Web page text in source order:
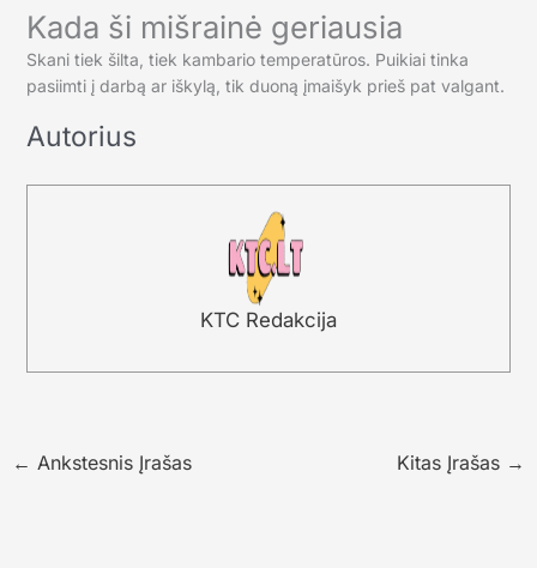
Kada ši mišrainė geriausia
Skani tiek šilta, tiek kambario temperatūros. Puikiai tinka
pasiimti į darbą ar iškylą, tik duoną įmaišyk prieš pat valgant.
Autorius
KTC Redakcija
← Ankstesnis Įrašas Kitas Įrašas →